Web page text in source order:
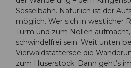
Sesselbahn. Natürlich ist der
möglich. Wer sich in westlicher
Turm und zum Nollen
schwindelfrei sein. Weit unten
Vierwaldstättersee die
zum Huserstock. Dann geht’s